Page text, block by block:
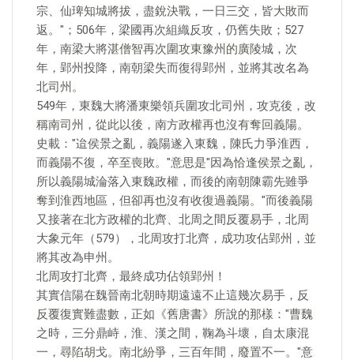
宗、仙琕知城將拔，盡銳決戰，一日三交，皆大敗而
返。"；506年，梁國再次組織反攻，仍舊失敗；527
年，南梁大將湛僧智再次圍攻東豫州的廣陵城，次
年，郢州投降，南朝梁失而復得郢州，並將其改名為
北司州。
549年，東魏大將潘東樂領兵圍攻北司州，攻克後，改
稱南司州，從此以後，南方政權再也沒有奪回義陽。
史載："迨侯景之亂，義陽遂入東魏，陳氏力爭淮西，
而義陽不復，卒至喪敗。"意思是"因為恰逢侯景之亂，
所以義陽城淪落入東魏政權，而後的南朝陳霸先雖爭
奪到淮西地區，但卻再也沒有收復過義陽。"而後義陽
又接著在北方政權的北齊、北周之間反覆易手，北周
大象元年（579），北周攻打北齊，成功攻佔郢州，並
將其改為申州。
北周攻打北齊，最終成功佔領郢州！
其實信陽在魏晉南北朝時期遠遠不止這幾次易手，反
反覆復實難盡數，正如《舊唐書》所說的那樣："曹魏
之時，三分鼎峙，淮、漢之間，鞠為斗壞，自太康混
一，尋陷胡戈。南北紛爭，三百年間，廢置不一。"意